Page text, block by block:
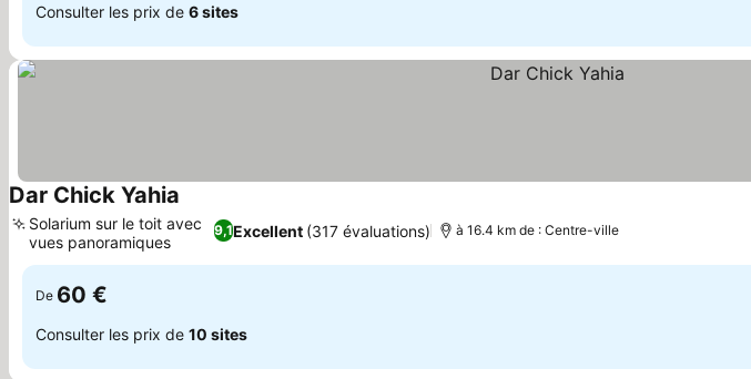
Consulter les prix de 6 sites
Dar Chick Yahia
9,1Excellent (317 évaluations)
Solarium sur le toit avec
vues panoramiques
à 16.4 km de : Centre-ville
De 60 €
Consulter les prix de 10 sites